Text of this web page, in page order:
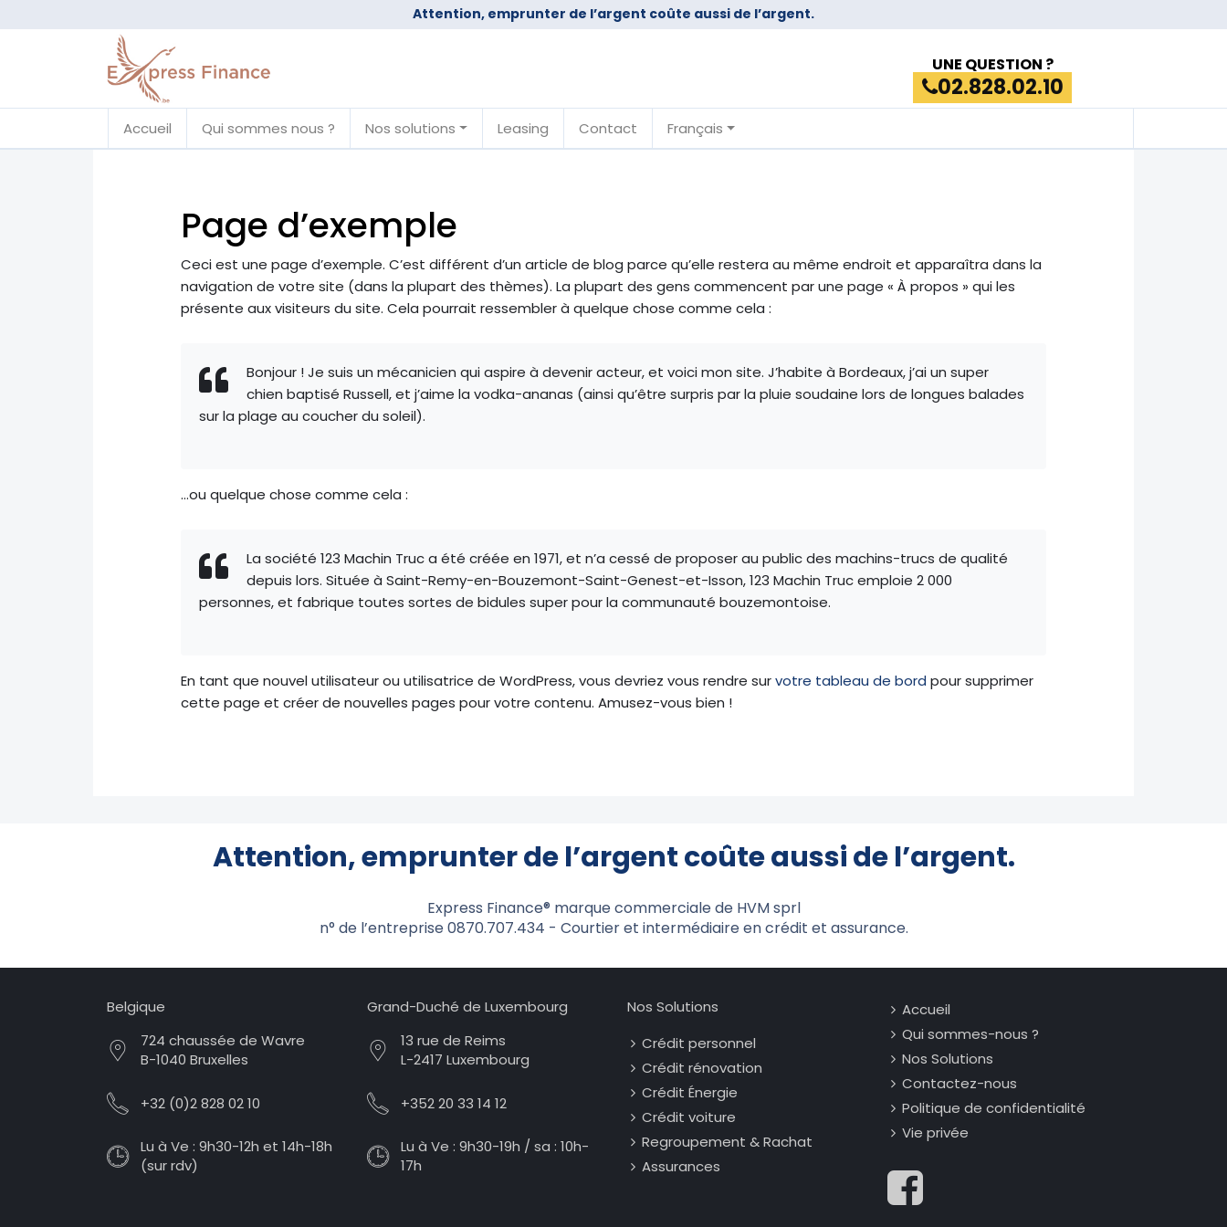
Attention, emprunter de l’argent coûte aussi de l’argent.
UNE QUESTION ?
02.828.02.10
Accueil Qui sommes nous ? Nos solutions Leasing Contact Français
Page d’exemple
Ceci est une page d’exemple. C’est différent d’un article de blog parce qu’elle restera au même endroit et apparaîtra dans la
navigation de votre site (dans la plupart des thèmes). La plupart des gens commencent par une page « À propos » qui les
présente aux visiteurs du site. Cela pourrait ressembler à quelque chose comme cela :
Bonjour ! Je suis un mécanicien qui aspire à devenir acteur, et voici mon site. J’habite à Bordeaux, j’ai un super
chien baptisé Russell, et j’aime la vodka-ananas (ainsi qu’être surpris par la pluie soudaine lors de longues balades
sur la plage au coucher du soleil).
…ou quelque chose comme cela :
La société 123 Machin Truc a été créée en 1971, et n’a cessé de proposer au public des machins-trucs de qualité
depuis lors. Située à Saint-Remy-en-Bouzemont-Saint-Genest-et-Isson, 123 Machin Truc emploie 2 000
personnes, et fabrique toutes sortes de bidules super pour la communauté bouzemontoise.
En tant que nouvel utilisateur ou utilisatrice de WordPress, vous devriez vous rendre survotre tableau de bord pour supprimer
cette page et créer de nouvelles pages pour votre contenu. Amusez-vous bien !
Attention, emprunter de l’argent coûte aussi de l’argent.
Express Finance® marque commerciale de HVM sprl
n° de l’entreprise 0870.707.434 - Courtier et intermédiaire en crédit et assurance.
Belgique
724 chaussée de Wavre
B-1040 Bruxelles
+32 (0)2 828 02 10
Lu à Ve : 9h30-12h et 14h-18h
(sur rdv)
Grand-Duché de Luxembourg
13 rue de Reims
L-2417 Luxembourg
+352 20 33 14 12
Lu à Ve : 9h30-19h / sa : 10h-
17h
Nos Solutions
Crédit personnel
Crédit rénovation
Crédit Énergie
Crédit voiture
Regroupement & Rachat
Assurances
Accueil
Qui sommes-nous ?
Nos Solutions
Contactez-nous
Politique de confidentialité
Vie privée